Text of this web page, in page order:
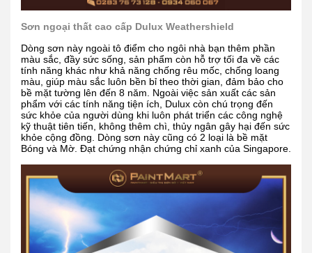
Sơn ngoại thất cao cấp Dulux Weathershield
Dòng sơn này ngoài tô điểm cho ngôi nhà bạn thêm phần
màu sắc, đầy sức sống, sản phẩm còn hỗ trợ tối đa về các
tính năng khác như khả năng chống rêu mốc, chống loang
màu, giúp màu sắc luôn bền bỉ theo thời gian, đảm bảo cho
bề mặt tường lên đến 8 năm. Ngoài việc sản xuất các sản
phẩm với các tính năng tiện ích, Dulux còn chú trọng đến
sức khỏe của người dùng khi luôn phát triển các công nghệ
kỹ thuật tiên tiến, không thêm chì, thủy ngân gây hại đến sức
khỏe cộng đồng. Dòng sơn này cũng có 2 loại là bề mặt
Bóng và Mờ. Đạt chứng nhận chứng chỉ xanh của Singapore.